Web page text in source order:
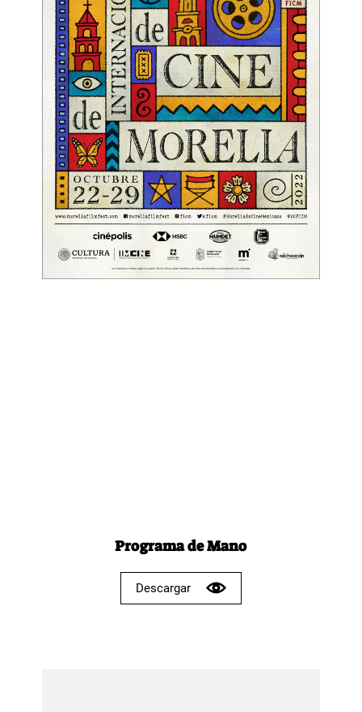
Programa de Mano
Descargar